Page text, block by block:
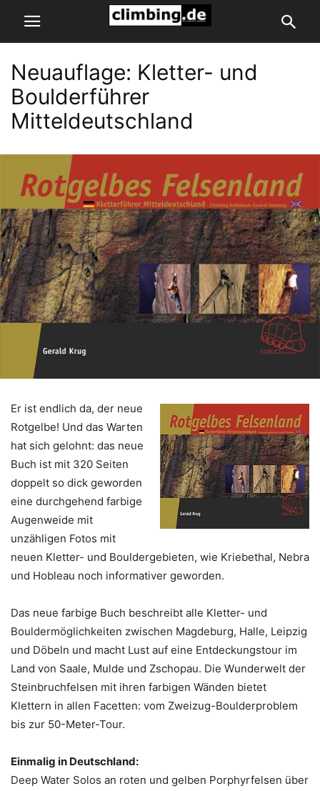
Neuauflage: Kletter- und
Boulderführer
Mitteldeutschland
Er ist endlich da, der neue
Rotgelbe! Und das Warten
hat sich gelohnt: das neue
Buch ist mit 320 Seiten
doppelt so dick geworden
eine durchgehend farbige
Augenweide mit
unzähligen Fotos mit
neuen Kletter- und Bouldergebieten, wie Kriebethal, Nebra
und Hobleau noch informativer geworden.
Das neue farbige Buch beschreibt alle Kletter- und
Bouldermöglichkeiten zwischen Magdeburg, Halle, Leipzig
und Döbeln und macht Lust auf eine Entdeckungstour im
Land von Saale, Mulde und Zschopau. Die Wunderwelt der
Steinbruchfelsen mit ihren farbigen Wänden bietet
Klettern in allen Facetten: vom Zweizug-Boulderproblem
bis zur 50-Meter-Tour.
Einmalig in Deutschland:
Deep Water Solos an roten und gelben Porphyrfelsen über